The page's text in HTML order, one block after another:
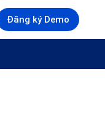
Đăng ký Demo